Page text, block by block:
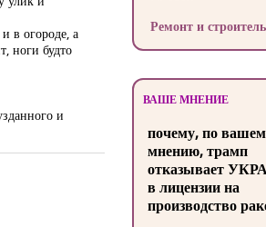
в огороде, а
ноги будто
и
Ремонт и
ВАШЕ МНЕНИЕ
почему, по
мнению, трамп
отказывает
в лицензии на
производство